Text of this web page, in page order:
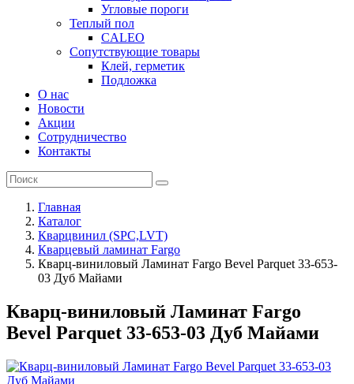
Угловые пороги
Теплый пол
CALEO
Сопутствующие товары
Клей, герметик
Подложка
О нас
Новости
Акции
Сотрудничество
Контакты
Главная
Каталог
Кварцвинил (SPC,LVT)
Кварцевый ламинат Fargo
Кварц-виниловый Ламинат Fargo Bevel Parquet 33-653-
03 Дуб Майами
Кварц-виниловый Ламинат Fargo
Bevel Parquet 33-653-03 Дуб Майами